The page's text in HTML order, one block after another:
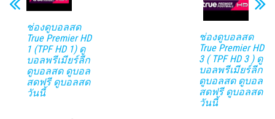
ช่องดูบอลสด
True Premier HD
1 (TPF HD 1) ดู
บอลพรีเมียร์ลีก
ดูบอลสด ดูบอล
สดฟรี ดูบอลสด
วันนี้
ช่องดูบอลสด
True Premier HD
3 ( TPF HD 3 ) ดู
บอลพรีเมียร์ลีก
ดูบอลสด ดูบอล
สดฟรี ดูบอลสด
วันนี้